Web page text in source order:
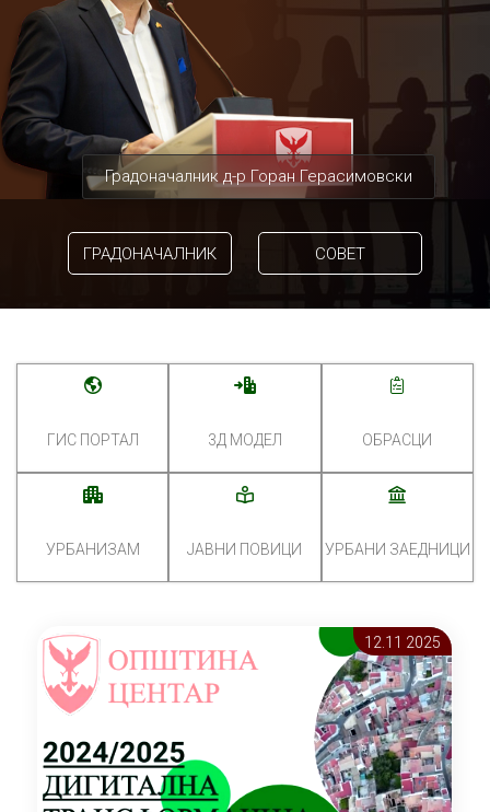
Градоначалник д-р Горан Герасимовски
ГРАДОНАЧАЛНИК СОВЕТ
ГИС ПОРТАЛ 3Д МОДЕЛ ОБРАСЦИ
УРБАНИЗАМ ЈАВНИ ПОВИЦИ УРБАНИ ЗАЕДНИЦИ
12.11 2025